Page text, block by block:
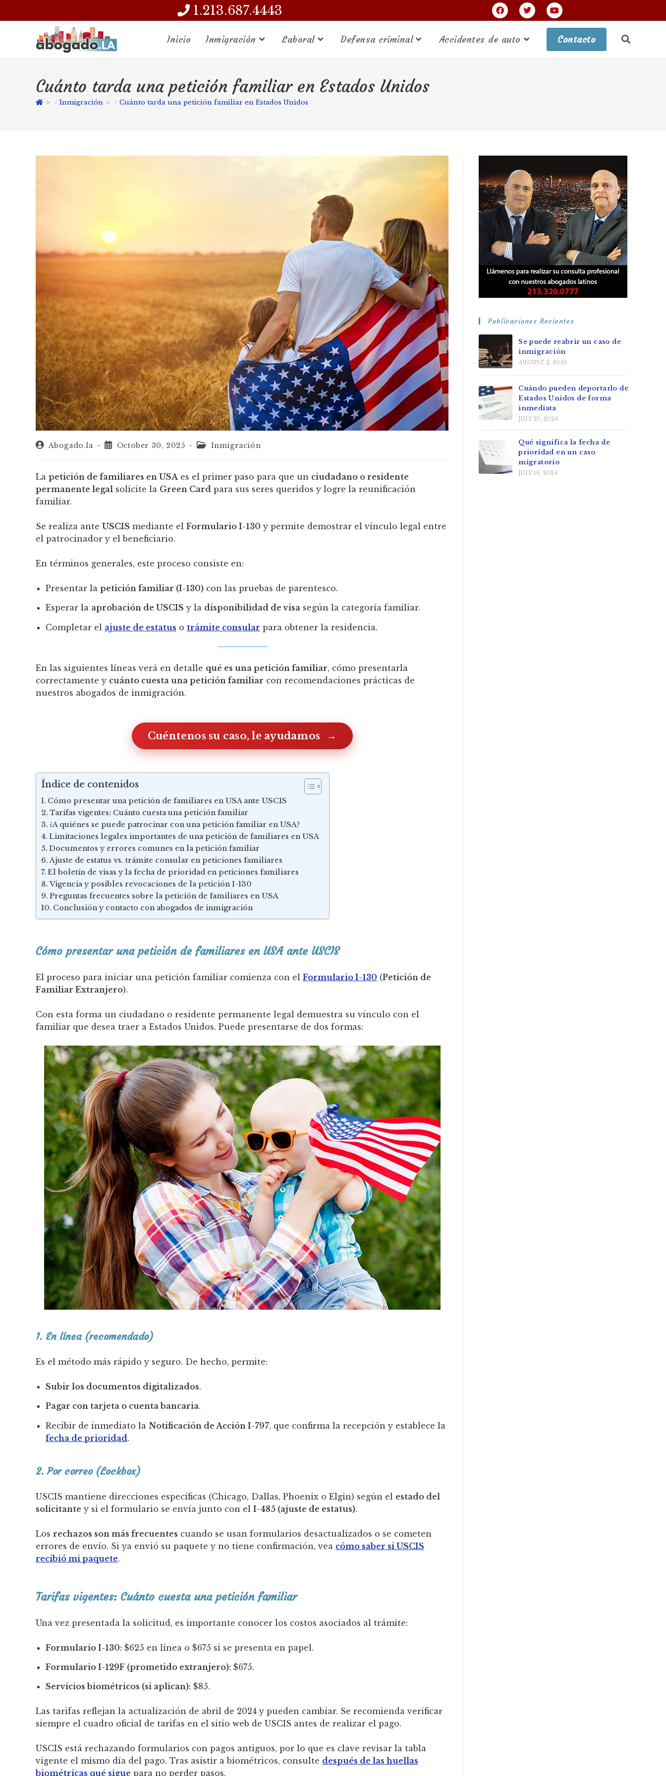
1.213.687.4443
Inicio Inmigración Laboral Defensa criminal Accidentes de auto Contacto
Cuánto tarda una petición familiar en Estados Unidos
> Inmigración > Cuánto tarda una petición familiar en Estados Unidos
Abogado.la October 30, 2025 Inmigración
La petición de familiares en USA es el primer paso para que un ciudadano o residente
permanente legal solicite la Green Card para sus seres queridos y logre la reunificación
familiar.
Se realiza ante USCIS mediante el Formulario I-130 y permite demostrar el vínculo legal entre
el patrocinador y el beneficiario.
En términos generales, este proceso consiste en:
Presentar la petición familiar (I-130) con las pruebas de parentesco.
Esperar la aprobación de USCIS y la disponibilidad de visa según la categoría familiar.
Completar el ajuste de estatus o trámite consular para obtener la residencia.
En las siguientes líneas verá en detalle qué es una petición familiar, cómo presentarla
correctamente y cuánto cuesta una petición familiar con recomendaciones prácticas de
nuestros abogados de inmigración.
Cuéntenos su caso, le ayudamos
Índice de contenidos
Cómo presentar una petición de familiares en USA ante USCIS
Tarifas vigentes: Cuánto cuesta una petición familiar
¿A quiénes se puede patrocinar con una petición familiar en USA?
Limitaciones legales importantes de una petición de familiares en USA
Documentos y errores comunes en la petición familiar
Ajuste de estatus vs. trámite consular en peticiones familiares
El boletín de visas y la fecha de prioridad en peticiones familiares
Vigencia y posibles revocaciones de la petición I-130
Preguntas frecuentes sobre la petición de familiares en USA
Conclusión y contacto con abogados de inmigración
Cómo presentar una petición de familiares en USA ante USCIS
El proceso para iniciar una petición familiar comienza con el Formulario I-130 (Petición de
Familiar Extranjero).
Con esta forma un ciudadano o residente permanente legal demuestra su vínculo con el
familiar que desea traer a Estados Unidos. Puede presentarse de dos formas:
1. En línea (recomendado)
Es el método más rápido y seguro. De hecho, permite:
Subir los documentos digitalizados.
Pagar con tarjeta o cuenta bancaria.
Recibir de inmediato la Notificación de Acción I-797, que confirma la recepción y establece la
fecha de prioridad.
2. Por correo (Lockbox)
USCIS mantiene direcciones específicas (Chicago, Dallas, Phoenix o Elgin) según el estado del
solicitante y si el formulario se envía junto con el I-485 (ajuste de estatus).
Los rechazos son más frecuentes cuando se usan formularios desactualizados o se cometen
errores de envío. Si ya envió su paquete y no tiene confirmación, vea cómo saber si USCIS
recibió mi paquete.
Tarifas vigentes: Cuánto cuesta una petición familiar
Una vez presentada la solicitud, es importante conocer los costos asociados al trámite:
Formulario I-130: $625 en línea o $675 si se presenta en papel.
Formulario I-129F (prometido extranjero): $675.
Servicios biométricos (si aplican): $85.
Las tarifas reflejan la actualización de abril de 2024 y pueden cambiar. Se recomienda verificar
siempre el cuadro oficial de tarifas en el sitio web de USCIS antes de realizar el pago.
USCIS está rechazando formularios con pagos antiguos, por lo que es clave revisar la tabla
vigente el mismo día del pago. Tras asistir a biométricos, consulte después de las huellas
biométricas qué sigue para no perder pasos.
Publicaciones Recientes
Se puede reabrir un caso de
inmigración
AUGUST 2, 2026
Cuándo pueden deportarlo de
Estados Unidos de forma
inmediata
JULY 25, 2026
Qué significa la fecha de
prioridad en un caso
migratorio
JULY 16, 2026